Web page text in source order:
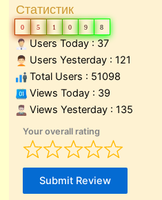
Статистик
0 5 1 0 9 8
Users Today : 37
Users Yesterday : 121
Total Users : 51098
Views Today : 39
Views Yesterday : 135
Your overall rating
Submit Review